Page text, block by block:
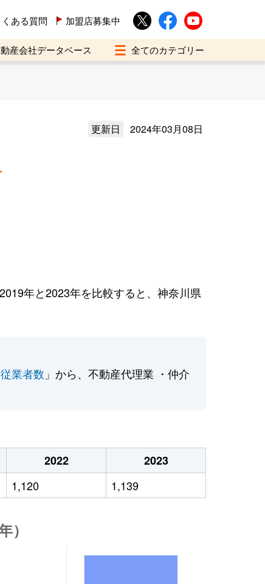
くある質問 加盟店募集中
産会社データベース
更新日 2024年03月08日
年と2023年を比較すると、神奈川県
業者数 」から、不動産代理業 ・仲介
2022
2023
1,120 1,139